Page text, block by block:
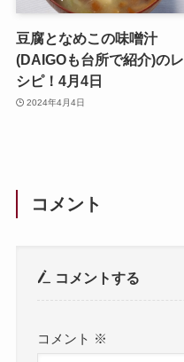
豆腐となめこの味噌汁
(DAIGOも台所で紹介)のレ
シピ！4月4日
2024年4月4日
コメント
コメントする
コメント ※